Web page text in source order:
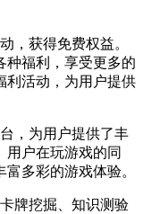
，获得免费权益。
种福利，享受更多的
利活动，为用户提供
，为用户提供了丰
用户在玩游戏的同
多彩的游戏体验。
牌挖掘、知识测验